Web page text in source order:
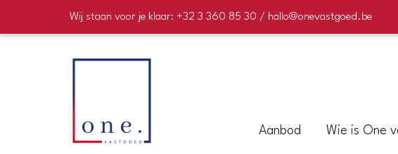
Wij staan voor je klaar: +32 3 360 85 30 / hallo@onevastgoed.be
Aanbod Wie is One